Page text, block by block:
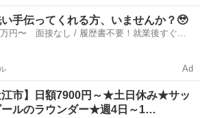
手伝ってくれる方、いませんか？🥹
円〜 面接なし / 履歴書不要！就業後すぐに
Ad
江市】日額7900円～★土日休み★サッ
ールのラウンダー★週4日～1…